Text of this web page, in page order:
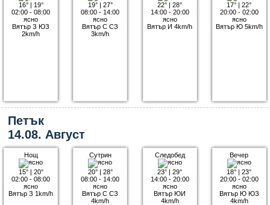
16°| 19°
02:00 - 08:00
ясно
Вятър З ЮЗ
2km/h
19°| 27°
08:00 - 14:00
ясно
Вятър С СЗ
3km/h
22° |28°
14:00 - 20:00
ясно
Вятър И 4km/h
17° |22°
20:00 - 02:00
ясно
Вятър Ю 5km/h
Петък
14.08. Август
Нощ
15°| 20°
02:00 - 08:00
ясно
Вятър З 1km/h
Сутрин
20°| 28°
08:00 - 14:00
ясно
Вятър С СЗ
4km/h
Следобед
23° |29°
14:00 - 20:00
ясно
Вятър ЮИ
4km/h
Вечер
18° |23°
20:00 - 02:00
ясно
Вятър Ю ЮЗ
4km/h